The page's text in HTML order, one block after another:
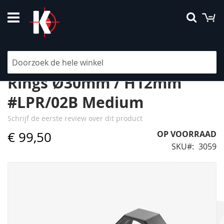
naar
de
Contessa Light Picatinny
Rings Ø30mm / H12mm
#LPR/02B Medium
Schrijf de eerste review over dit product
€ 99,50
OP VOORRAAD
SKU
3059